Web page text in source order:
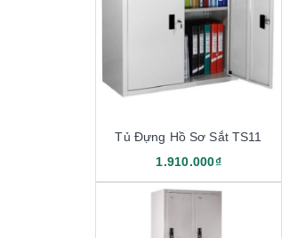
Tủ Đựng Hồ Sơ Sắt TS11
1.910.000₫